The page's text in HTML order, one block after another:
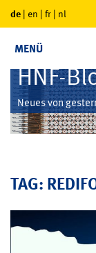
de | en | fr | nl
MENÜ
HNF-
Neues von
TAG: